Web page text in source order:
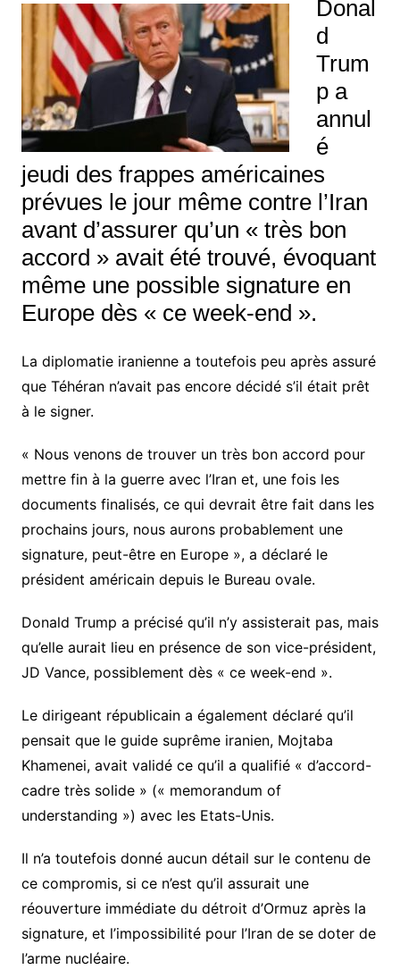
Donal
d
Trum
p a
annul
é
jeudi des frappes américaines
prévues le jour même contre l’Iran
avant d’assurer qu’un « très bon
accord » avait été trouvé, évoquant
même une possible signature en
Europe dès « ce week-end ».
La diplomatie iranienne a toutefois peu après assuré
que Téhéran n’avait pas encore décidé s’il était prêt
à le signer.
« Nous venons de trouver un très bon accord pour
mettre fin à la guerre avec l’Iran et, une fois les
documents finalisés, ce qui devrait être fait dans les
prochains jours, nous aurons probablement une
signature, peut-être en Europe », a déclaré le
président américain depuis le Bureau ovale.
Donald Trump a précisé qu’il n’y assisterait pas, mais
qu’elle aurait lieu en présence de son vice-président,
JD Vance, possiblement dès « ce week-end ».
Le dirigeant républicain a également déclaré qu’il
pensait que le guide suprême iranien, Mojtaba
Khamenei, avait validé ce qu’il a qualifié « d’accord-
cadre très solide » (« memorandum of
understanding ») avec les Etats-Unis.
Il n’a toutefois donné aucun détail sur le contenu de
ce compromis, si ce n’est qu’il assurait une
réouverture immédiate du détroit d’Ormuz après la
signature, et l’impossibilité pour l’Iran de se doter de
l’arme nucléaire.